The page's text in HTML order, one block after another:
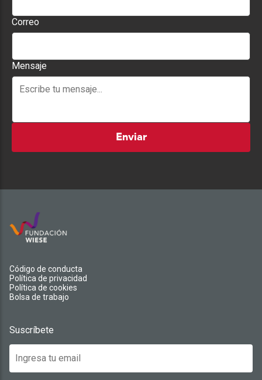
Correo
Mensaje
Enviar
Código de conducta
Política de privacidad
Política de cookies
Bolsa de trabajo
Suscríbete